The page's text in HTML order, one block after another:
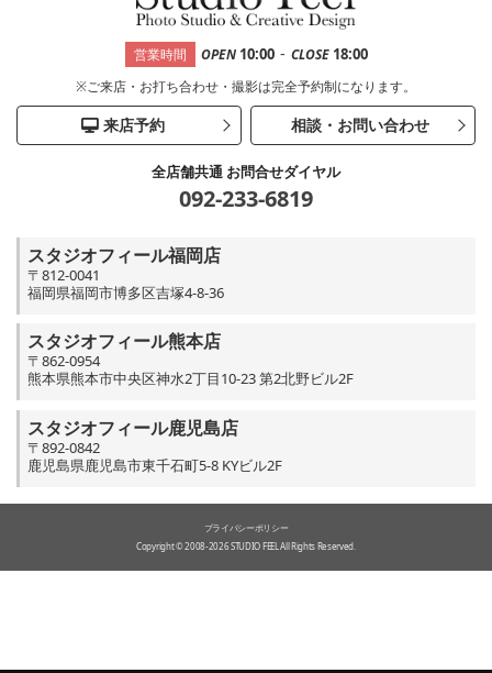
営業時間 OPEN 10:00 - CLOSE 18:00
※ご来店・お打ち合わせ・撮影は完全予約制になります。
来店予約 相談・お問い合わせ
全店舗共通 お問合せダイヤル
092-233-6819
スタジオフィール福岡店
〒812-0041
福岡県福岡市博多区吉塚4-8-36
スタジオフィール熊本店
〒862-0954
熊本県熊本市中央区神水2丁目10-23 第2北野ビル2F
スタジオフィール鹿児島店
〒892-0842
鹿児島県鹿児島市東千石町5-8 KYビル2F
プライバシーポリシー
Copyright © 2008-2026 STUDIO FEEL All Rights Reserved.